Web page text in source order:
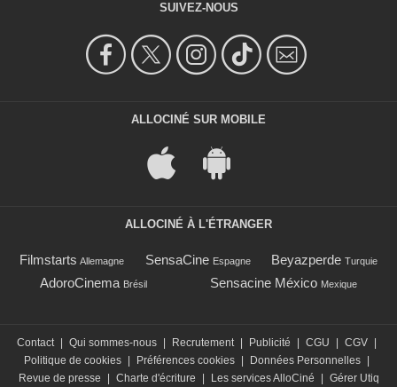
SUIVEZ-NOUS
ALLOCINÉ SUR MOBILE
ALLOCINÉ À L'ÉTRANGER
Filmstarts Allemagne SensaCine Espagne Beyazperde Turquie
AdoroCinema Brésil Sensacine México Mexique
Contact Qui sommes-nous Recrutement Publicité CGU CGV
Politique de cookies
Préférences cookies Données Personnelles
Revue de presse
Charte d'écriture Les services AlloCiné Gérer Utiq